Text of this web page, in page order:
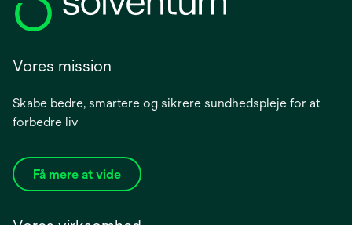
Vores mission
Skabe bedre, smartere og sikrere sundhedspleje for at
forbedre liv
Få mere at vide